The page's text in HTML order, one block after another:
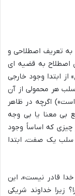
به تعریف اصطلاحی و
اصطلاح به قضیه ای
ابتدا وجود خارجی
هر محمولی از آن
اگرچه در ظاهر
بی معنا یا بی وجه
که اساساً وجود
سلب یک صفت، ابتدا
قادر نیست»، این
زیرا خداوند شریکی